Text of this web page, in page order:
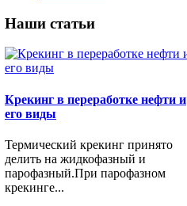
Наши статьи
Крекинг в переработке нефти и
его виды
Термический крекинг принято
делить на жидкофазный и
парофазный.При парофазном
крекинге...